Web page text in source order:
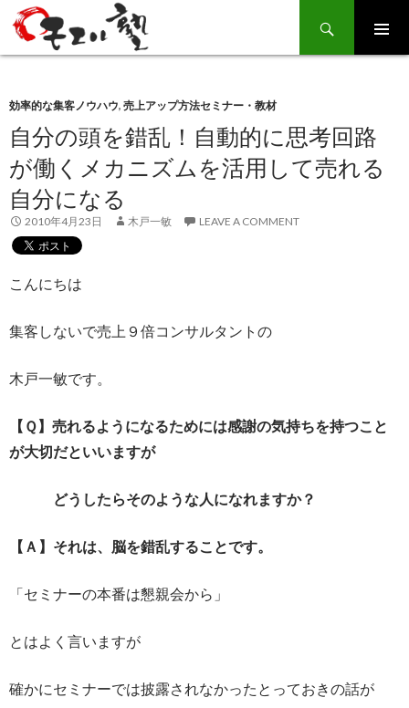
Search
SKIP
TO
効率的な集客ノウハウ, 売上アップ方法セミナー・教材
自分の頭を錯乱！自動的に思考回路
が働くメカニズムを活用して売れる
自分になる
2010年4月23日 木戸一敏 LEAVE A COMMENT
こんにちは
集客しないで売上９倍コンサルタントの
木戸一敏です。
【Ｑ】売れるようになるためには感謝の気持ちを持つこと
が大切だといいますが
どうしたらそのような人になれますか？
【Ａ】それは、脳を錯乱することです。
「セミナーの本番は懇親会から」
とはよく言いますが
確かにセミナーでは披露されなかったとっておきの話が